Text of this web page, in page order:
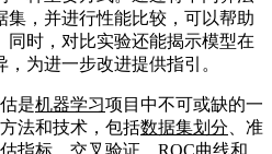
集，并进行性能比较，可以帮助
同时，对比实验还能揭示模型在
为进一步改进提供指引。
是机器学习项目中不可或缺的一
法和技术，包括数据集划分 、准